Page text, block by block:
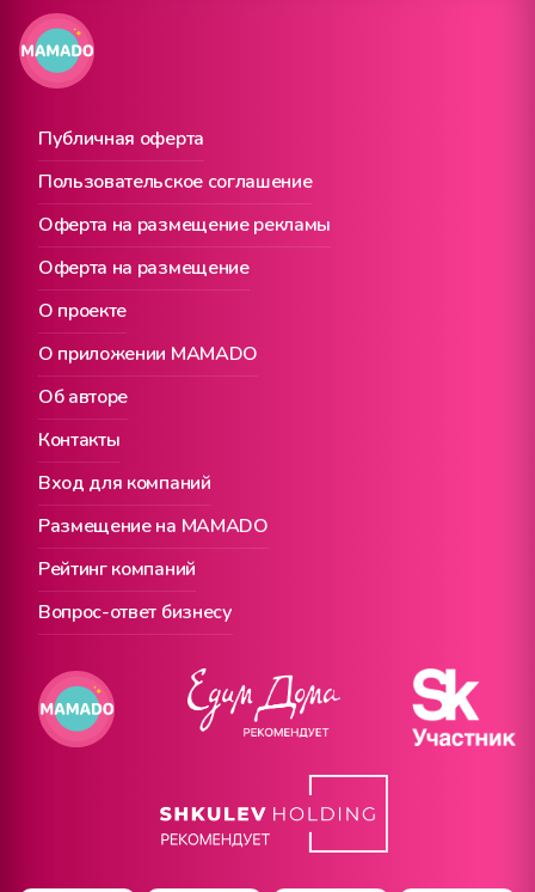
Публичная оферта
О проекте
Вход для компаний
Пользовательское соглашение
О приложении MAMADO
Размещение на MAMADO
Оферта на размещение рекламы
Об авторе
Рейтинг компаний
Оферта на размещение
Контакты
Вопрос-ответ бизнесу